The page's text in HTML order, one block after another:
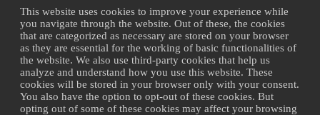
This website uses cookies to improve your experience while
you navigate through the website. Out of these, the cookies
that are categorized as necessary are stored on your browser
as they are essential for the working of basic functionalities of
the website. We also use third-party cookies that help us
analyze and understand how you use this website. These
cookies will be stored in your browser only with your consent.
You also have the option to opt-out of these cookies. But
opting out of some of these cookies may affect your browsing